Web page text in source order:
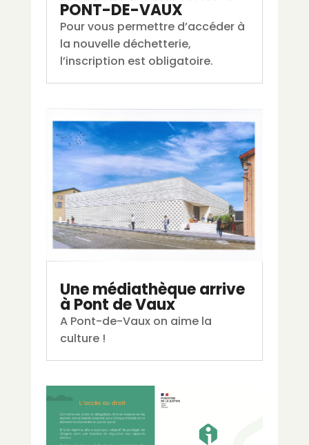
PONT-DE-VAUX
Pour vous permettre d’accéder à
la nouvelle déchetterie,
l’inscription est obligatoire.
Une médiathèque arrive
à Pont de Vaux
A Pont-de-Vaux on aime la
culture !